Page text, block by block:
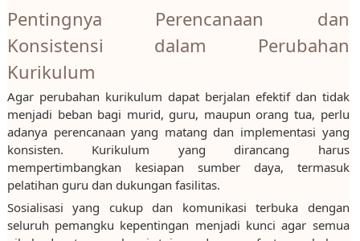
Pentingnya Perencanaan dan
Konsistensi dalam Perubahan
Kurikulum
Agar perubahan kurikulum dapat berjalan efektif dan tidak
menjadi beban bagi murid, guru, maupun orang tua, perlu
adanya perencanaan yang matang dan implementasi yang
konsisten. Kurikulum yang dirancang harus
mempertimbangkan kesiapan sumber daya, termasuk
pelatihan guru dan dukungan fasilitas.
Sosialisasi yang cukup dan komunikasi terbuka dengan
seluruh pemangku kepentingan menjadi kunci agar semua